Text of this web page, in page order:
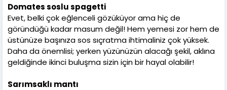
Domates soslu spagetti
Evet, belki çok eğlenceli gözüküyor ama hiç de
göründüğü kadar masum değil! Hem yemesi zor hem de
üstünüze başınıza sos sıçratma ihtimaliniz çok yüksek.
Daha da önemlisi; yerken yüzünüzün alacağı şekil, aklına
geldiğinde ikinci buluşma sizin için bir hayal olabilir!
Sarımsaklı mantı